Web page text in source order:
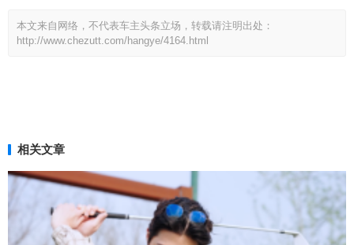
本文来自网络，不代表车主头条立场，转载请注明出处：
http://www.chezutt.com/hangye/4164.html
相关文章